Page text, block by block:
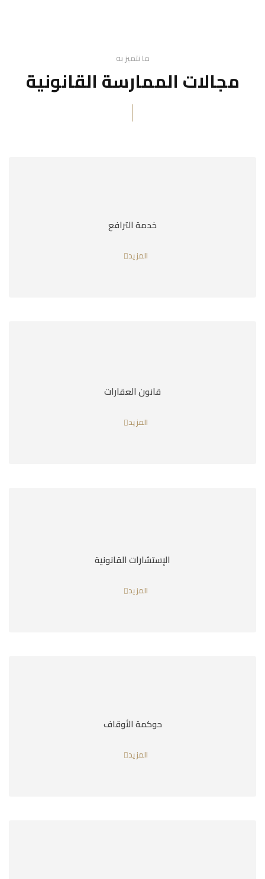
ما نتميز به
مجالات الممارسة القانونية
خدمة الترافع
المزيد
قانون العقارات
المزيد
الإستشارات القانونية
المزيد
حوكمة الأوقاف
المزيد